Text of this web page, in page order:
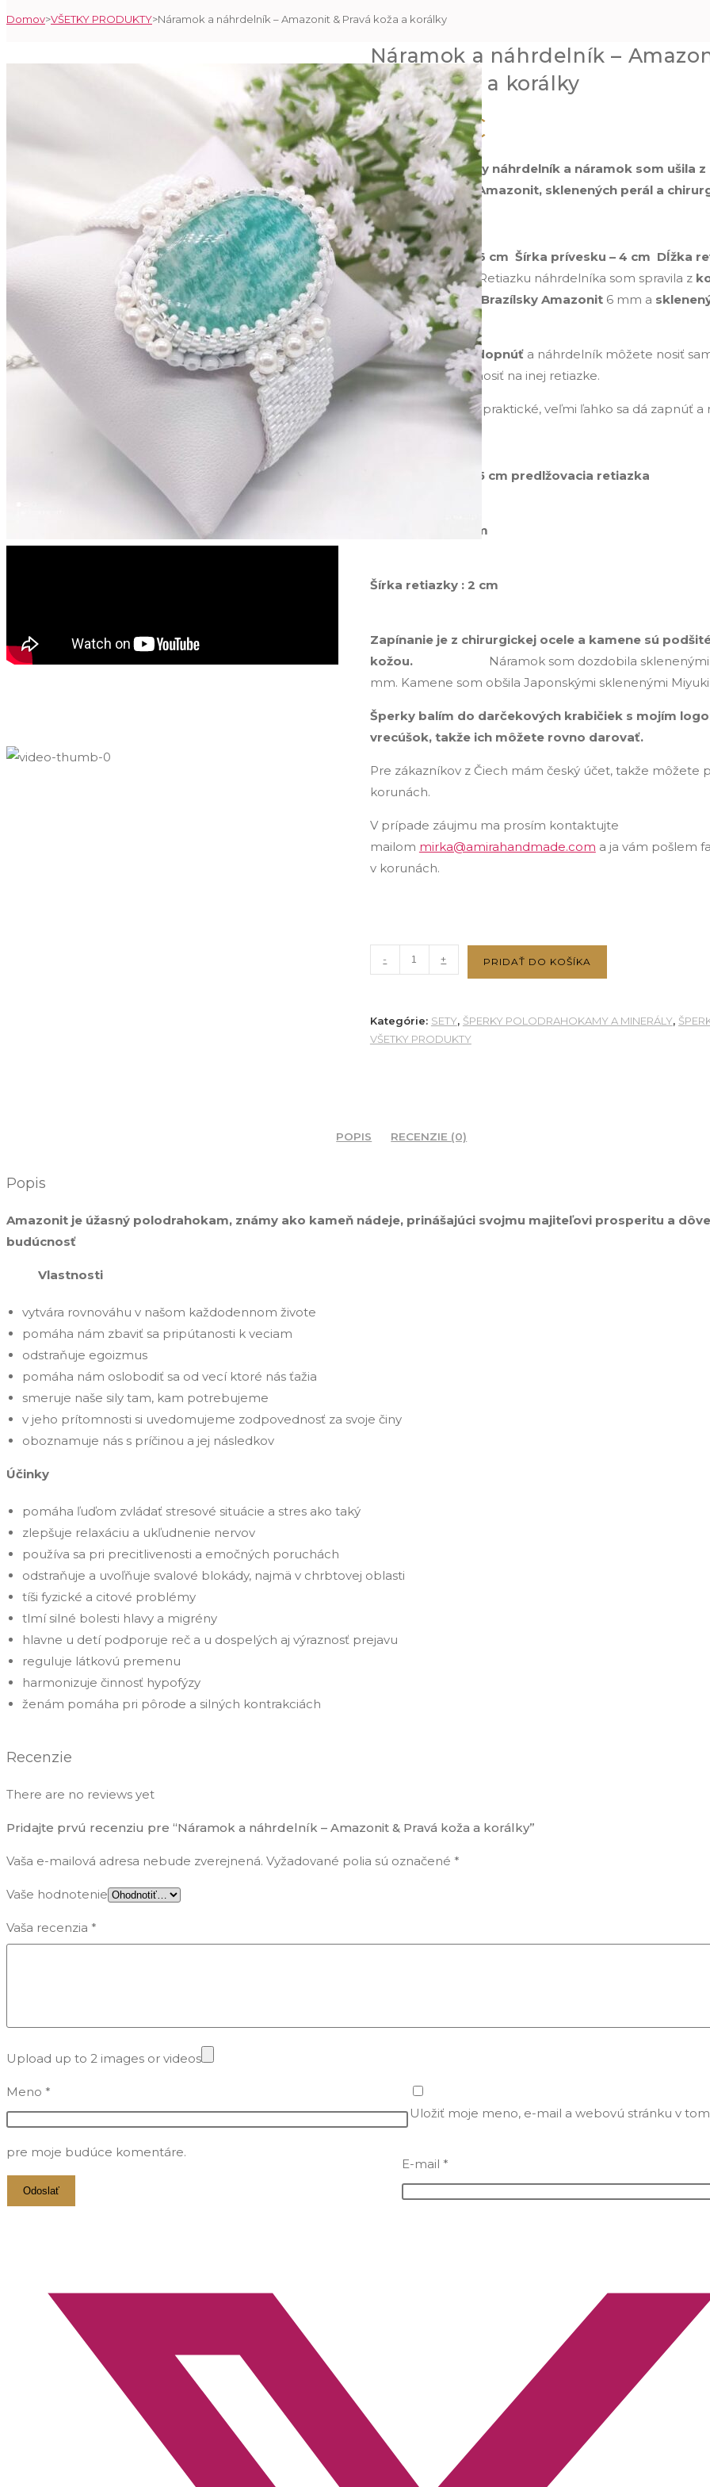
Domov>VŠETKY PRODUKTY>Náramok a náhrdelník – Amazonit & Pravá koža a korálky
Náramok a náhrdelník –
Pravá koža a korálky
245.80€
Luxusný originálny náhrdelník a náramok som ušila z
polodrahokamu Amazonit, sklenených perál a
Náhrdelník :
Dĺžka prívesku – 6 cm Šírka prívesku – 4 cm Dĺžka
cmRetiazku náhrdelníka som spravila z
Amazonit12 mm, Brazílsky Amazonit6 mm a
6 a 4 mm.
Prívesok sa dá odopnúťa náhrdelník môžete nosiť
prívesok môžete nosiť na inej retiazke.
Zapínanie je veľmi praktické, veľmi ľahko sa dá zapnúť a
Dĺžka – 17 cm + 5,5 cm
Kameň : 4,5 x
Šírka retiazky :
Zapínanie je z chirurgickej ocele a kamene sú
kožou.
Náramok som dozdobila
mm. Kamene som obšila Japonskými sklenenými
Šperky balím do darčekových krabičiek s mojím
vrecúšok, takže ich môžete rovno darovať.
Pre zákazníkov z Čiech mám český účet, takže môžete
korunách.
V prípade záujmu ma prosím kontaktujte
mailom mirka@amirahandmade.com a ja vám pošlem
v korunách.
množstvo
Náramok
náhrdelník
-
a
- + PRIDAŤ DO KOŠÍKA
Kategórie: SETY, ŠPERKY POLODRAHOKAMY A MINERÁLY,
VŠETKY PRODUKTY
POPIS RECENZIE (0)
Popis
Amazonit je úžasný polodrahokam, známy ako kameň nádeje, prinášajúci svojmu majiteľovi prosperitu a
budúcnosť
Vlastnosti
vytvára rovnováhu v našom každodennom živote
pomáha nám zbaviť sa pripútanosti k veciam
odstraňuje egoizmus
pomáha nám oslobodiť sa od vecí ktoré nás ťažia
smeruje naše sily tam, kam potrebujeme
v jeho prítomnosti si uvedomujeme zodpovednosť za svoje činy
oboznamuje nás s príčinou a jej následkov
Účinky
pomáha ľuďom zvládať stresové situácie a stres ako taký
zlepšuje relaxáciu a ukľudnenie nervov
používa sa pri precitlivenosti a emočných poruchách
odstraňuje a uvoľňuje svalové blokády, najmä v chrbtovej oblasti
tíši fyzické a citové problémy
tlmí silné bolesti hlavy a migrény
hlavne u detí podporuje reč a u dospelých aj výraznosť prejavu
reguluje látkovú premenu
harmonizuje činnosť hypofýzy
ženám pomáha pri pôrode a silných kontrakciách
Recenzie
There are no reviews yet
Pridajte prvú recenziu pre “Náramok a náhrdelník – Amazonit & Pravá koža a korálky”
Vaša e-mailová adresa nebude zverejnená. Vyžadované polia sú označené *
Vaše hodnotenie
Vaša recenzia *
Upload up to 2 images or videos
Meno *
E-mail *
Uložiť moje meno, e-mail a webovú stránku v
pre moje budúce komentáre.